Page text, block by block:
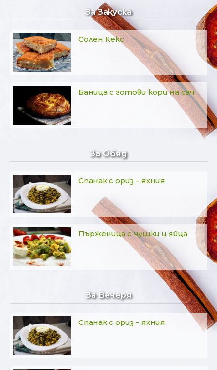
За Закуска
Солен Кекс
Баница с готови кори на сач
За Обяд
Спанак с ориз – яхния
Пърженица с чушки и яйца
За Вечеря
Спанак с ориз – яхния